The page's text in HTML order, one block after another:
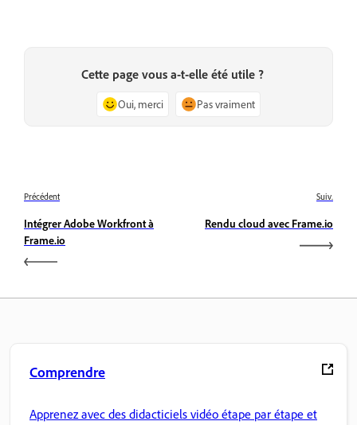
Cette page vous a-t-elle été utile ?
Oui, merci Pas vraiment
Précédent
Intégrer Adobe Workfront à
Frame.io
Suiv.
Rendu cloud avec Frame.io
Comprendre
Apprenez avec des didacticiels vidéo étape par étape et